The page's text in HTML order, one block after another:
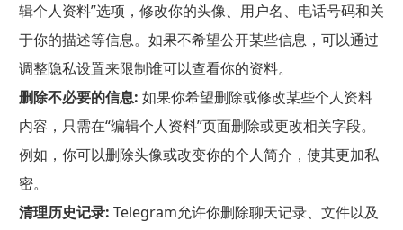
辑个人资料”选项，修改你的头像、用户名、电话号码和关
于你的描述等信息。如果不希望公开某些信息，可以通过
调整隐私设置来限制谁可以查看你的资料。
删除不必要的信息: 如果你希望删除或修改某些个人资料
内容，只需在“编辑个人资料”页面删除或更改相关字段。
例如，你可以删除头像或改变你的个人简介，使其更加私
密。
清理历史记录: Telegram允许你删除聊天记录、文件以及